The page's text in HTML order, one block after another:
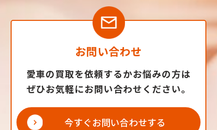
お問い合わせ
愛車の買取を依頼するかお悩みの方は
ぜひお気軽にお問い合わせください。
今すぐお問い合わせする